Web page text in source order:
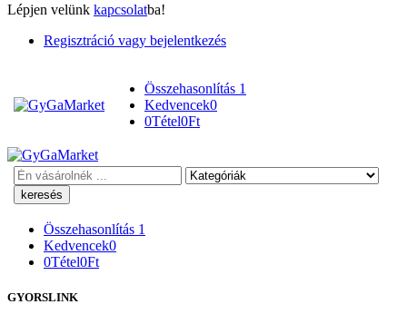
Lépjen velünk kapcsolatba!
Regisztráció vagy bejelentkezés
Összehasonlítás 1
Kedvencek0
0Tétel0Ft
Keresés
Összehasonlítás 1
Kedvencek0
0Tétel0Ft
GYORSLINK